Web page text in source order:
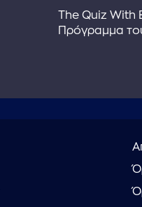
The Quiz With
Πρόγραμμα